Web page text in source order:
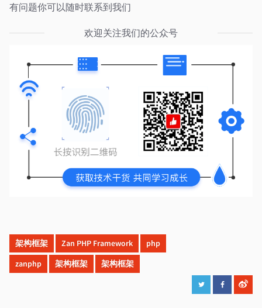
有问题你可以随时联系到我们
欢迎关注我们的公众号
架构框架 Zan PHP Framework
php
zanphp
架构框架 架构框架